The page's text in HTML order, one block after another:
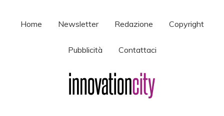
Home Newsletter Redazione Copyright
Pubblicità Contattaci